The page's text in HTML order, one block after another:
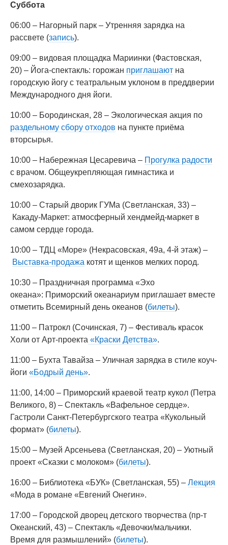
Суббота
06:00 – Нагорный парк – Утренняя зарядка на
рассвете (запись).
09:00 – видовая площадка Мариинки (Фастовская,
20) – Йога-спектакль: горожан приглашают на
городскую йогу с театральным уклоном в преддверии
Международного дня йоги.
10:00 – Бородинская, 28 – Экологическая акция по
раздельному сбору отходов на пункте приёма
вторсырья.
10:00 – Набережная Цесаревича – Прогулка радости
с врачом. Общеукрепляющая гимнастика и
смехозарядка.
10:00 – Старый дворик ГУМа (Светланская, 33) –
Какаду-Маркет: атмосферный хендмейд-маркет в
самом сердце города.
10:00 – ТДЦ «Море» (Некрасовская, 49а, 4-й этаж) –
Выставка-продажа котят и щенков мелких пород.
10:30 – Праздничная программа «Эхо
океана»: Приморский океанариум приглашает вместе
отметить Всемирный день океанов (билеты).
11:00 – Патрокл (Сочинская, 7) – Фестиваль красок
Холи от Арт-проекта «Краски Детства».
11:00 – Бухта Тавайза – Уличная зарядка в стиле коуч-
йоги «Бодрый день».
11:00, 14:00 – Приморский краевой театр кукол (Петра
Великого, 8) – Спектакль «Вафельное сердце».
Гастроли Санкт-Петербургского театра «Кукольный
формат» (билеты).
15:00 – Музей Арсеньева (Светланская, 20) – Уютный
проект «Сказки с молоком» (билеты).
16:00 – Библиотека «БУК» (Светланская, 55) – Лекция
«Мода в романе «Евгений Онегин».
17:00 – Городской дворец детского творчества (пр-т
Океанский, 43) – Спектакль «Девочки/мальчики.
Время для размышлений» (билеты).